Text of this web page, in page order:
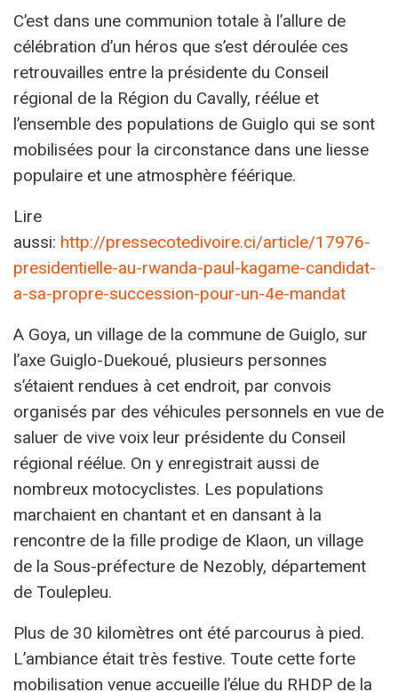
C’est dans une communion totale à l’allure de
célébration d’un héros que s’est déroulée ces
retrouvailles entre la présidente du Conseil
régional de la Région du Cavally, réélue et
l’ensemble des populations de Guiglo qui se sont
mobilisées pour la circonstance dans une liesse
populaire et une atmosphère féérique.
Lire
aussi: http://pressecotedivoire.ci/article/17976-
presidentielle-au-rwanda-paul-kagame-candidat-
a-sa-propre-succession-pour-un-4e-mandat
A Goya, un village de la commune de Guiglo, sur
l’axe Guiglo-Duekoué, plusieurs personnes
s’étaient rendues à cet endroit, par convois
organisés par des véhicules personnels en vue de
saluer de vive voix leur présidente du Conseil
régional réélue. On y enregistrait aussi de
nombreux motocyclistes. Les populations
marchaient en chantant et en dansant à la
rencontre de la fille prodige de Klaon, un village
de la Sous-préfecture de Nezobly, département
de Toulepleu.
Plus de 30 kilomètres ont été parcourus à pied.
L’ambiance était très festive. Toute cette forte
mobilisation venue accueille l’élue du RHDP de la